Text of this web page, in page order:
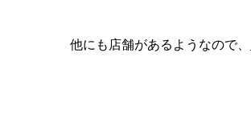
他にも店舗があるようなので、